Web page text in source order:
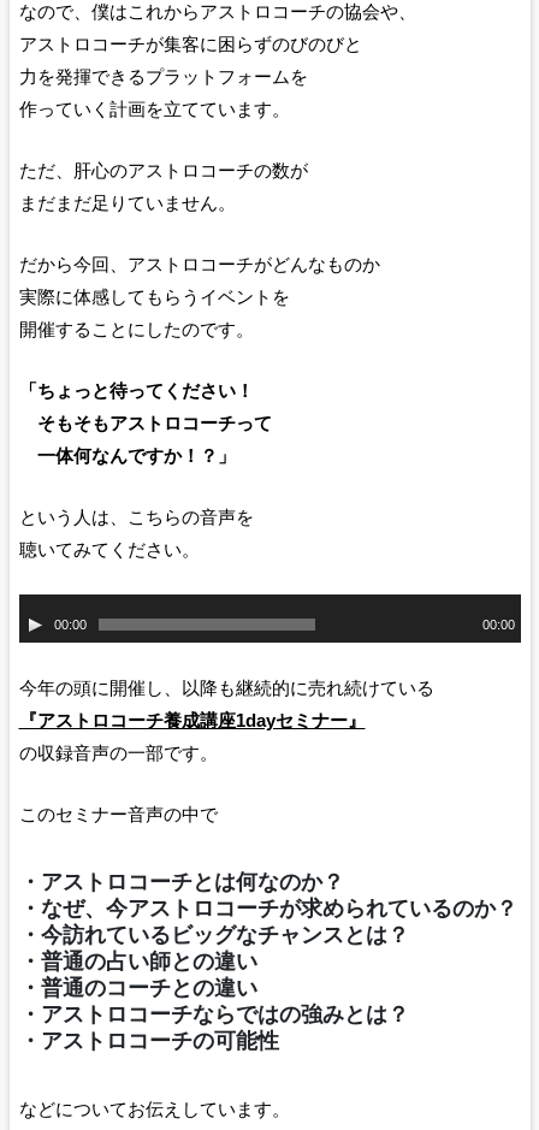
なので、僕はこれからアストロコーチの協会や、
アストロコーチが集客に困らずのびのびと
力を発揮できるプラットフォームを
作っていく計画を立てています。
ただ、肝心のアストロコーチの数が
まだまだ足りていません。
だから今回、アストロコーチがどんなものか
実際に体感してもらうイベントを
開催することにしたのです。
「ちょっと待ってください！
そもそもアストロコーチって
一体何なんですか！？」
という人は、こちらの音声を
聴いてみてください。
声
レ
ー
00:00 00:00
今年の頭に開催し、以降も継続的に売れ続けている
『アストロコーチ養成講座1dayセミナー』
の収録音声の一部です。
このセミナー音声の中で
・アストロコーチとは何なのか？
・なぜ、今アストロコーチが求められているのか？
・今訪れているビッグなチャンスとは？
・普通の占い師との違い
・普通のコーチとの違い
・アストロコーチならではの強みとは？
・アストロコーチの可能性
などについてお伝えしています。